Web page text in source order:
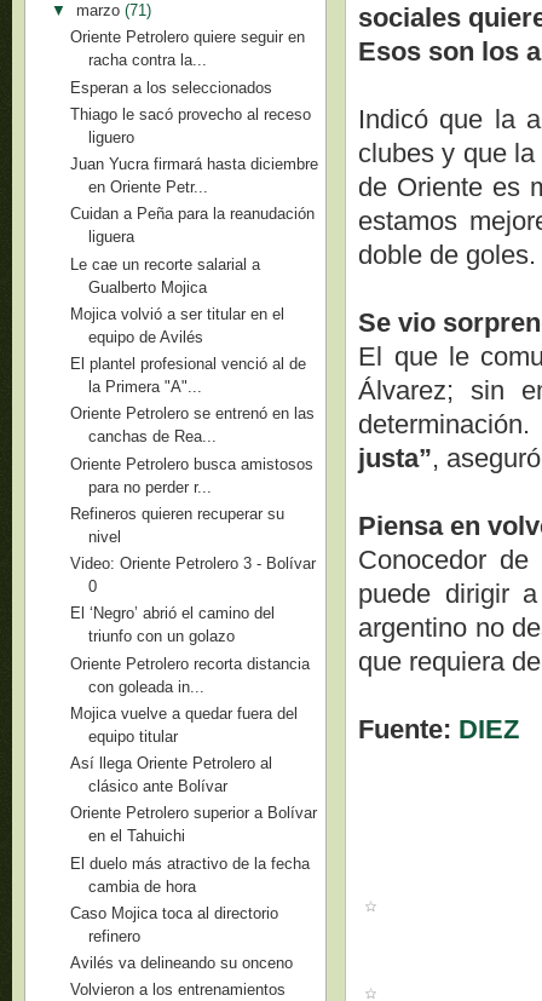
sociales
Esos son los
Indicó que la
clubes y que
de Oriente es
estamos
doble de
Se vio
El que le
Álvarez; sin
justa”,
Piensa en
Conocedor
puede dirigir
argentino no
que requiera
Fuente: DIEZ
▼ marzo (71)
Oriente Petrolero quiere seguir en
racha contra la...
Esperan a los seleccionados
Thiago le sacó provecho al receso
liguero
Juan Yucra firmará hasta diciembre
en Oriente Petr...
Cuidan a Peña para la reanudación
liguera
Le cae un recorte salarial a
Gualberto Mojica
Mojica volvió a ser titular en el
equipo de Avilés
El plantel profesional venció al de
la Primera "A"...
Oriente Petrolero se entrenó en las
canchas de Rea...
Oriente Petrolero busca amistosos
para no perder r...
Refineros quieren recuperar su
nivel
Video: Oriente Petrolero 3 - Bolívar
0
El ‘Negro’ abrió el camino del
triunfo con un golazo
Oriente Petrolero recorta distancia
con goleada in...
Mojica vuelve a quedar fuera del
equipo titular
Así llega Oriente Petrolero al
clásico ante Bolívar
Oriente Petrolero superior a Bolívar
en el Tahuichi
El duelo más atractivo de la fecha
cambia de hora
Caso Mojica toca al directorio
refinero
Avilés va delineando su onceno
Volvieron a los entrenamientos